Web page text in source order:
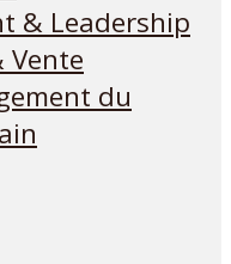
& Leadership
Vente
du